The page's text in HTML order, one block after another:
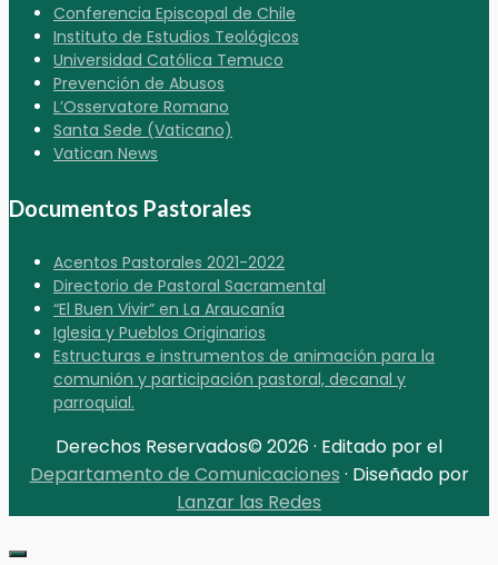
Conferencia Episcopal de Chile
Instituto de Estudios Teológicos
Universidad Católica Temuco
Prevención de Abusos
L’Osservatore Romano
Santa Sede (Vaticano)
Vatican News
Documentos Pastorales
Acentos Pastorales 2021-2022
Directorio de Pastoral Sacramental
“El Buen Vivir” en La Araucanía
Iglesia y Pueblos Originarios
Estructuras e instrumentos de animación para la
comunión y participación pastoral, decanal y
parroquial.
Derechos Reservados© 2026 · Editado por el
Departamento de Comunicaciones · Diseñado por
Lanzar las Redes